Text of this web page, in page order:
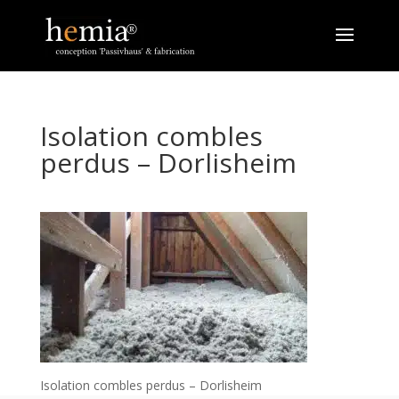
Isolation combles
perdus – Dorlisheim
Isolation combles perdus – Dorlisheim